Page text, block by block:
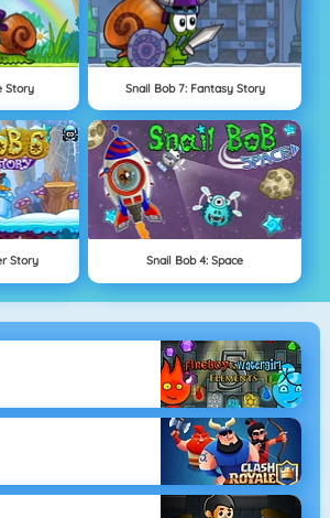
Story Snail Bob 7: Fantasy Story
Story Snail Bob 4: Space